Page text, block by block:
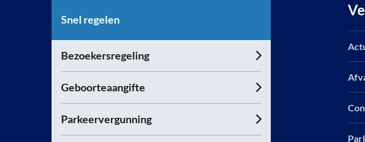
Snel regelen
Bezoekersregeling
Geboorteaangifte
Parkeervergunning